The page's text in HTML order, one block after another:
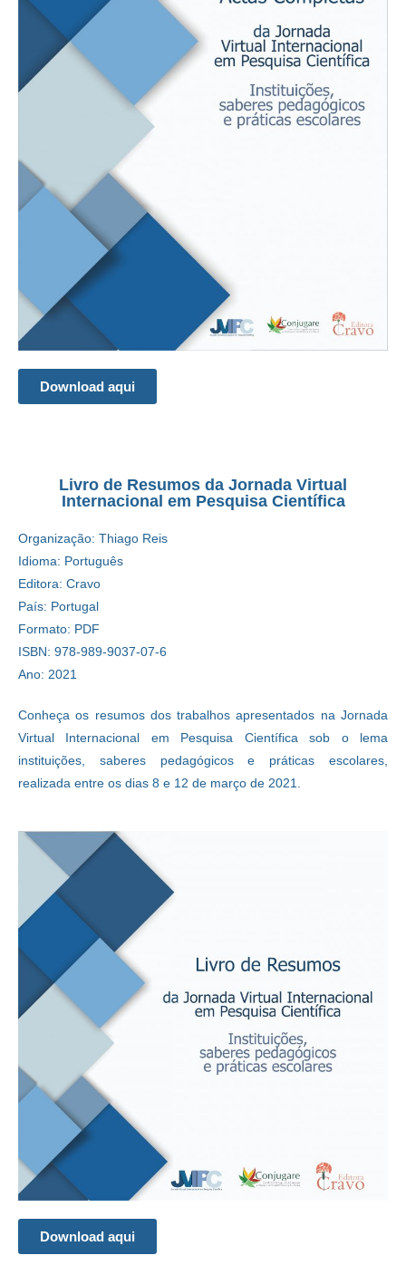
Download aqui
Livro de Resumos da Jornada Virtual
Internacional em Pesquisa Científica
Organização: Thiago Reis
Idioma: Português
Editora: Cravo
País: Portugal
Formato: PDF
ISBN: 978-989-9037-07-6
Ano: 2021
Conheça os resumos dos trabalhos apresentados na Jornada
Virtual Internacional em Pesquisa Científica sob o lema
instituições, saberes pedagógicos e práticas escolares,
realizada entre os dias 8 e 12 de março de 2021.
Download aqui